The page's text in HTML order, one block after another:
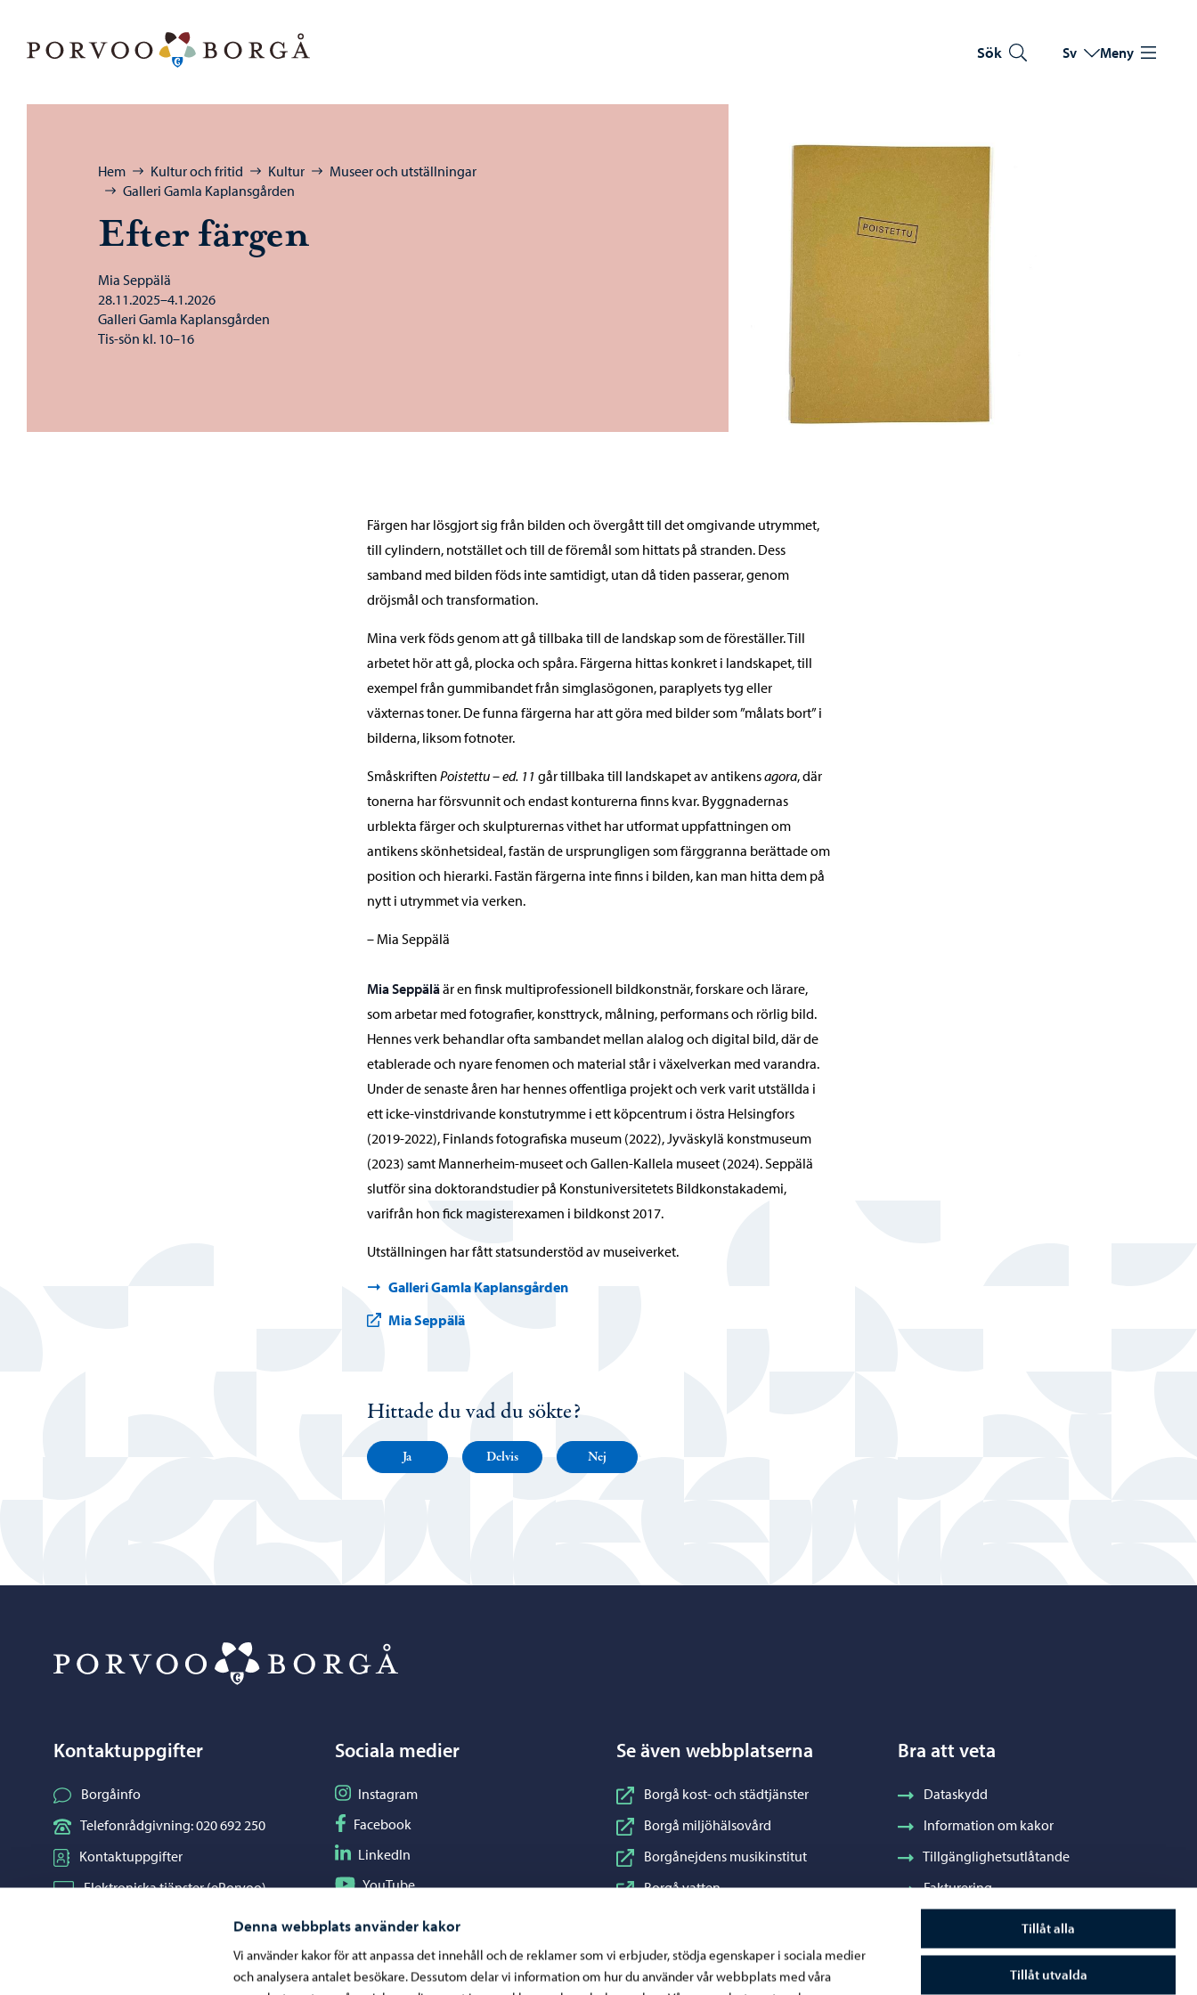
Denna webbplats använder kakor
Vi använder kakor för att anpassa det innehåll och de reklamer som vi erbjuder, stödja egenskaper i sociala medier
och analysera antalet besökare. Dessutom delar vi information om hur du använder vår webbplats med våra
Tillåt alla
Tillåt utvalda
Sök Byt språk
Nuvarande språk:
Sv Meny
Bläddra:
Hem Kultur och fritid Kultur
Museer och utställningar
Galleri Gamla Kaplansgården
Efter färgen
Mia Seppälä
28.11.2025–4.1.2026
Galleri Gamla Kaplansgården
Tis-sön kl. 10–16
Färgen har lösgjort sig från bilden och övergått till det omgivande utrymmet,
till cylindern, notstället och till de föremål som hittats på stranden. Dess
samband med bilden föds inte samtidigt, utan då tiden passerar, genom
dröjsmål och transformation.
Mina verk föds genom att gå tillbaka till de landskap som de föreställer. Till
arbetet hör att gå, plocka och spåra. Färgerna hittas konkret i landskapet, till
exempel från gummibandet från simglasögonen, paraplyets tyg eller
växternas toner. De funna färgerna har att göra med bilder som ”målats bort” i
bilderna, liksom fotnoter.
Småskriften Poistettu – ed. 11 går tillbaka till landskapet av antikensagora, där
tonerna har försvunnit och endast konturerna finns kvar. Byggnadernas
urblekta färger och skulpturernas vithet har utformat uppfattningen om
antikens skönhetsideal, fastän de ursprungligen som färggranna berättade om
position och hierarki. Fastän färgerna inte finns i bilden, kan man hitta dem på
nytt i utrymmet via verken.
– Mia Seppälä
Mia Seppäläär en finsk multiprofessionell bildkonstnär, forskare och lärare,
som arbetar med fotografier, konsttryck, målning, performans och rörlig bild.
Hennes verk behandlar ofta sambandet mellan alalog och digital bild, där de
etablerade och nyare fenomen och material står i växelverkan med varandra.
Under de senaste åren har hennes offentliga projekt och verk varit utställda i
ett icke-vinstdrivande konstutrymme i ett köpcentrum i östra Helsingfors
(2019-2022), Finlands fotografiska museum (2022), Jyväskylä konstmuseum
(2023) samt Mannerheim-museet och Gallen-Kallela museet (2024). Seppälä
slutför sina doktorandstudier på Konstuniversitetets Bildkonstakademi,
varifrån hon fick magisterexamen i bildkonst 2017.
Utställningen har fått statsunderstöd av museiverket.
Galleri Gamla Kaplansgården
Mia Seppälä
Hittade du vad du sökte?
Ja Delvis Nej
Kontaktuppgifter
Borgåinfo
Telefonrådgivning: 020 692 250
Kontaktuppgifter
Elektroniska tjänster (ePorvoo)
Kartor och lägesinformation
Sociala medier
Följ på Instagram
Instagram
Följ på Facebook
Facebook
Följ på LinkedIn
LinkedIn
Följ på YouTube
YouTube
Se även webbplatserna
Borgå kost- och städtjänster
Borgå miljöhälsovård
Borgånejdens musikinstitut
Borgå vatten
Konstfabriken
Visit Porvoo
Bra att veta
Dataskydd
Information om kakor
Tillgänglighetsutlåtande
Fakturering
Stadens visuella profil och vapen